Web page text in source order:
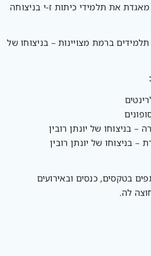
את תלמידי כיתות ז-י בניצוחה
תלמידים ברמת מצויינות – בניצוחו של
– בניצוחו של יונתן רובין
– בניצוחו של יונתן רובין
בטקסים, כנסים ובאירועים
לה.